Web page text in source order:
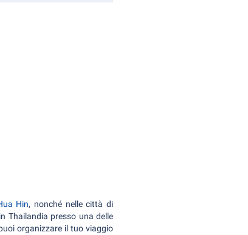
Hin, nonché nelle città di
Thailandia presso una delle
organizzare il tuo viaggio